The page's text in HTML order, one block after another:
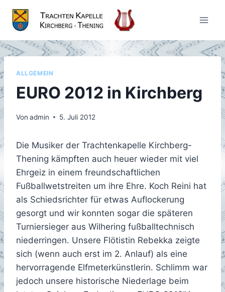
Inhalt
springen
ALLGEMEIN
EURO 2012 in Kirchberg
Von admin 5. Juli 2012
Die Musiker der Trachtenkapelle Kirchberg-
Thening kämpften auch heuer wieder mit viel
Ehrgeiz in einem freundschaftlichen
Fußballwetstreiten um ihre Ehre. Koch Reini hat
als Schiedsrichter für etwas Auflockerung
gesorgt und wir konnten sogar die späteren
Turniersieger aus Wilhering fußballtechnisch
niederringen. Unsere Flötistin Rebekka zeigte
sich (wenn auch erst im 2. Anlauf) als eine
hervorragende Elfmeterkünstlerin. Schlimm war
jedoch unsere historische Niederlage beim